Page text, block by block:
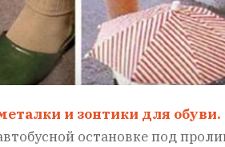
и зонтики для обуви.
остановке под